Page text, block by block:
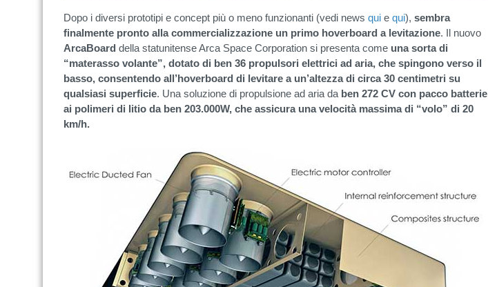
Dopo i diversi prototipi e concept più o meno funzionanti (vedi news qui e qui), sembra
finalmente pronto alla commercializzazione un primo hoverboard a levitazione. Il nuovo
ArcaBoard della statunitense Arca Space Corporation si presenta come una sorta di
“materasso volante”, dotato di ben 36 propulsori elettrici ad aria, che spingono verso il
basso, consentendo all’hoverboard di levitare a un’altezza di circa 30 centimetri su
qualsiasi superficie. Una soluzione di propulsione ad aria da ben 272 CV con pacco batterie
ai polimeri di litio da ben 203.000W, che assicura una velocità massima di “volo” di 20
km/h.